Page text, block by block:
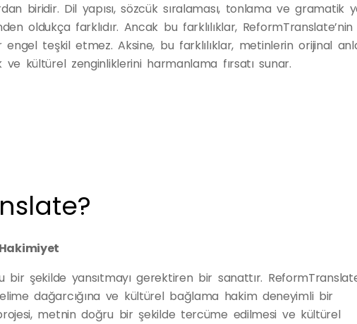
biridir. Dil yapısı, sözcük sıralaması, tonlama ve gramatik
oldukça farklıdır. Ancak bu farklılıklar,
engel teşkil etmez. Aksine, bu farklılıklar, metinlerin orijinal
ve kültürel zenginliklerini harmanlama fırsatı sunar.
bir şekilde yansıtmayı gerektiren bir sanattır.
dağarcığına ve kültürel bağlama hakim deneyimli bir
metnin doğru bir şekilde tercüme edilmesi ve kültürel